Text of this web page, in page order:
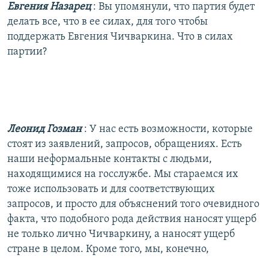
Евгения Назарец: Вы упомянули, что партия будет
делать все, что в ее силах, для того чтобы
поддержать Евгения Чичваркина. Что в силах
партии?
Леонид Гозман: У нас есть возможности, которые
стоят из заявлений, запросов, обращениях. Есть
наши неформальные контакты с людьми,
находящимися на госслужбе. Мы стараемся их
тоже использовать и для соответствующих
запросов, и просто для объяснений того очевидного
факта, что подобного рода действия наносят ущерб
не только лично Чичваркину, а наносят ущерб
стране в целом. Кроме того, мы, конечно,